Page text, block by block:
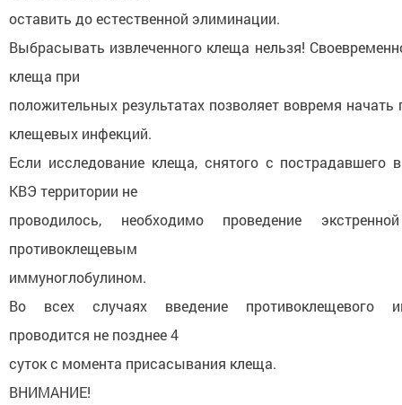
оставить до естественной элиминации.
Выбрасывать извлеченного клеща нельзя!
клеща при
положительных результатах позволяет вовремя начать
клещевых инфекций.
Если исследование клеща, снятого с пострадавшего
КВЭ территории не
проводилось, необходимо проведение
противоклещевым
иммуноглобулином.
Во всех случаях введение противоклещевого
проводится не позднее 4
суток с момента присасывания клеща.
ВНИМАНИЕ!